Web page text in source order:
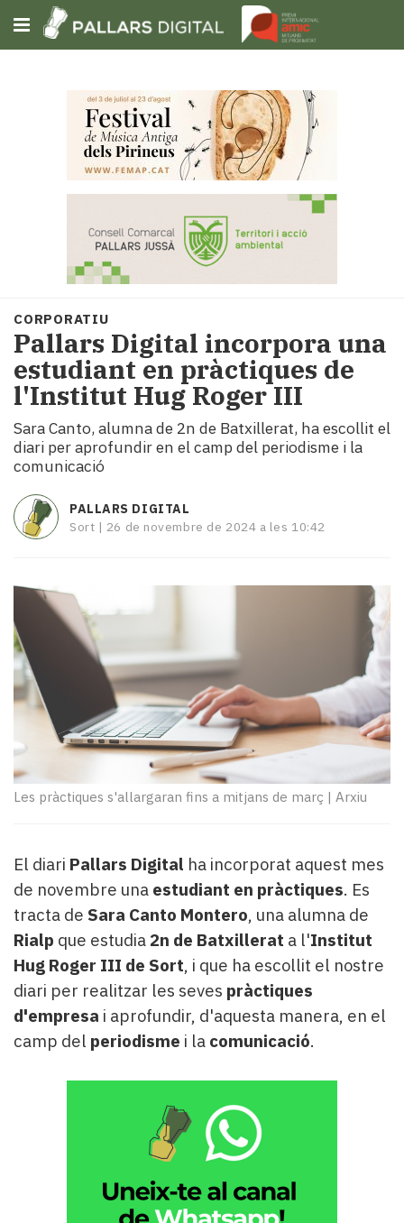
Subscriu-t'hi
Portada
Societat
Política
municipis
Economia
turisme
Cultura
Mai
tant!
TV
mitjans
temps
Reportatges
Entrevistes
Enquestes
A
escena!
la
teva!
newsletter
del
Pallars
Contingut
patrocinat
Lo
més
llegit...
Editorial
CORPORATIU
Pallars Digital incorpora una
estudiant en pràctiques de
l'Institut Hug Roger III
Sara Canto, alumna de 2n de Batxillerat, ha escollit el
diari per aprofundir en el camp del periodisme i la
comunicació
PALLARS DIGITAL
Sort | 26 de novembre de 2024 a les 10:42
Les pràctiques s'allargaran fins a mitjans de març | Arxiu
El diari Pallars Digital ha incorporat aquest mes
de novembre una estudiant en pràctiques. Es
tracta de Sara Canto Montero, una alumna de
Rialp que estudia 2n de Batxillerat a l'Institut
Hug Roger III de Sort, i que ha escollit el nostre
diari per realitzar les seves pràctiques
d'empresa i aprofundir, d'aquesta manera, en el
camp del periodisme i la comunicació.